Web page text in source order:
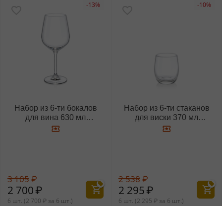
-13%
Набор из 6-ти бокалов
для вина 630 мл
WL‑888020/6A
3 105₽
2 700₽
6 шт. (2 700 ₽ за 6 шт.)
-10%
Набор из 6-ти стаканов
для виски 370 мл
WL‑888021/6A
2 538₽
2 295₽
6 шт. (2 295 ₽ за 6 шт.)